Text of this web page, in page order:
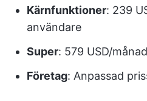
Kärnfunktioner: 239
användare
Super: 579 USD/
Företag: Anpassad